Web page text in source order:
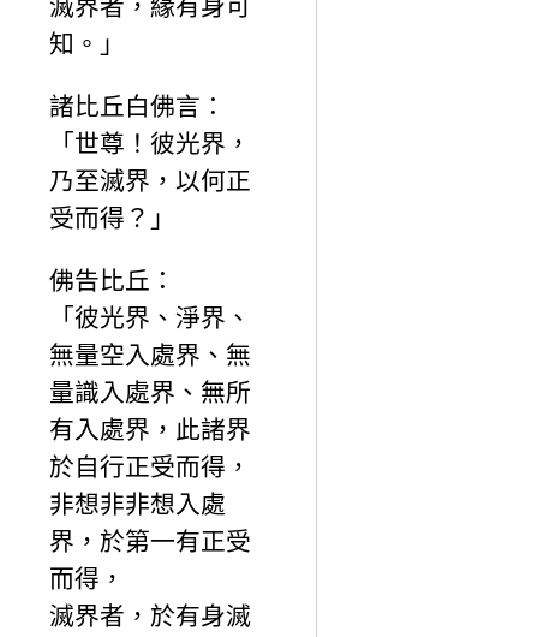
滅界者，緣有身可
知。」
諸比丘白佛言：
「世尊！彼光界，
乃至滅界，以何正
受而得？」
佛告比丘：
「彼光界、淨界、
無量空入處界、無
量識入處界、無所
有入處界，此諸界
於自行正受而得，
非想非非想入處
界，於第一有正受
而得，
滅界者，於有身滅